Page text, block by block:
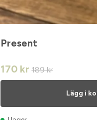
Present
170 kr 189 kr
Lägg i